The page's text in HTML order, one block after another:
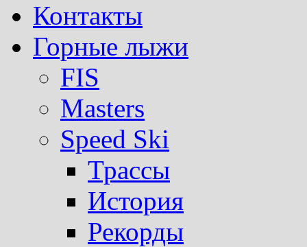
Контакты
Горные лыжи
FIS
Masters
Speed Ski
Трассы
История
Рекорды